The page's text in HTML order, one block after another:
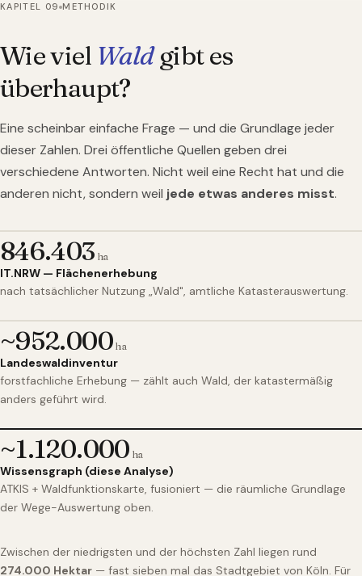
KAPITEL 09 METHODIK
Wie viel Waldgibt es
überhaupt?
Eine scheinbar einfache Frage — und die Grundlage jeder
dieser Zahlen. Drei öffentliche Quellen geben drei
verschiedene Antworten. Nicht weil eine Recht hat und die
anderen nicht, sondern weil jede etwas anderes misst.
846.403 ha
IT.NRW — Flächenerhebung
nach tatsächlicher Nutzung „Wald", amtliche Katasterauswertung.
~952.000ha
Landeswaldinventur
forstfachliche Erhebung — zählt auch Wald, der katastermäßig
anders geführt wird.
~1.120.000 ha
Wissensgraph (diese Analyse)
ATKIS + Waldfunktionskarte, fusioniert — die räumliche Grundlage
der Wege-Auswertung oben.
Zwischen der niedrigsten und der höchsten Zahl liegen rund
274.000 Hektar — fast sieben mal das Stadtgebiet von Köln. Für